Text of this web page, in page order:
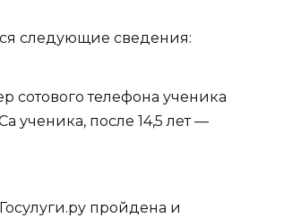
следующие сведения:
сотового телефона ученика
ученика, после 14,5 лет —
пройдена и